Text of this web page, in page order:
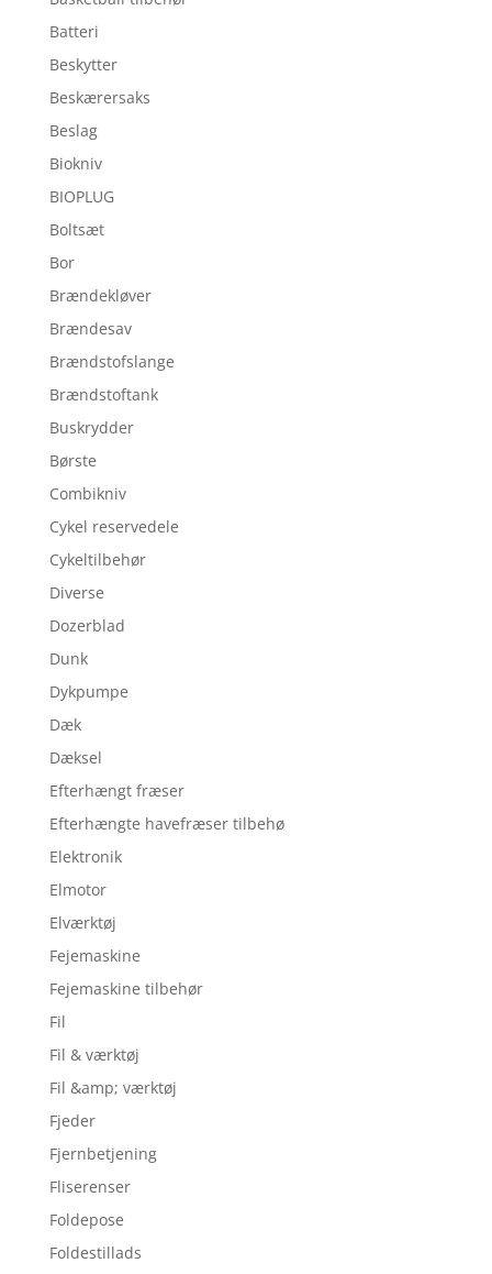
Batteri
Beskytter
Beskærersaks
Beslag
Biokniv
BIOPLUG
Boltsæt
Bor
Brændekløver
Brændesav
Brændstofslange
Brændstoftank
Buskrydder
Børste
Combikniv
Cykel reservedele
Cykeltilbehør
Diverse
Dozerblad
Dunk
Dykpumpe
Dæk
Dæksel
Efterhængt fræser
Efterhængte havefræser tilbehø
Elektronik
Elmotor
Elværktøj
Fejemaskine
Fejemaskine tilbehør
Fil
Fil & værktøj
Fil &amp; værktøj
Fjeder
Fjernbetjening
Fliserenser
Foldepose
Foldestillads